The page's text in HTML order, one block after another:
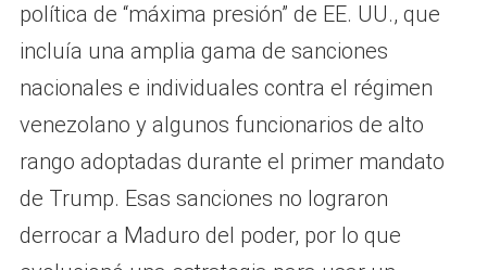
política de “máxima presión” de EE. UU., que
incluía una amplia gama de sanciones
nacionales e individuales contra el régimen
venezolano y algunos funcionarios de alto
rango adoptadas durante el primer mandato
de Trump. Esas sanciones no lograron
derrocar a Maduro del poder, por lo que